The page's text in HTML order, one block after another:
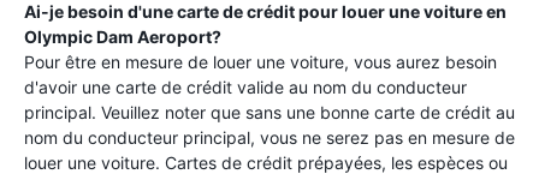
Ai-je besoin d'une carte de crédit pour louer une voiture en
Olympic Dam Aeroport?
Pour être en mesure de louer une voiture, vous aurez besoin
d'avoir une carte de crédit valide au nom du conducteur
principal. Veuillez noter que sans une bonne carte de crédit au
nom du conducteur principal, vous ne serez pas en mesure de
louer une voiture. Cartes de crédit prépayées, les espèces ou